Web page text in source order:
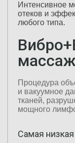
Интенсивное
отеков и
любого типа.
Процедура
и вакуумное
тканей,
мощного
Самая